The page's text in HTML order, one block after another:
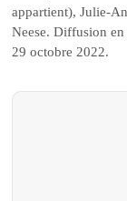
appartient), Julie-
Neese. Diffusion
29 octobre 2022.